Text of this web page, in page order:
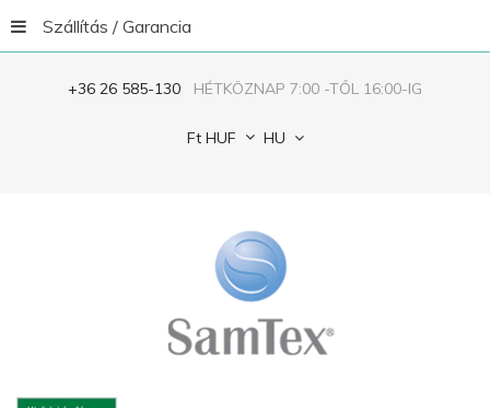
+36 26 585-130 HÉTKÖZNAP 7:00 -TŐL 16:00-IG
Ft HUF HU
Szállítás / Garancia
Jegyezze
meg